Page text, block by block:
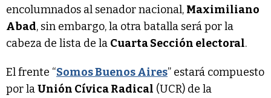
encolumnados al senador nacional, Maximiliano
Abad, sin embargo, la otra batalla será por la
cabeza de lista de la Cuarta Sección electoral.
El frente “Somos Buenos Aires” estará compuesto
por laUnión Cívica Radical (UCR) de la